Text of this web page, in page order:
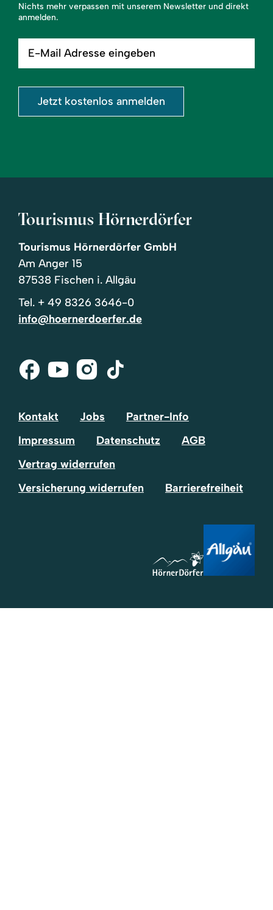
Nichts mehr verpassen mit unserem Newsletter und direkt
anmelden.
Mail
eingeben
Jetzt kostenlos anmelden
Tourismus Hörnerdörfer
Tourismus Hörnerdörfer GmbH
Am Anger 15
87538 Fischen i. Allgäu
Tel. + 49 8326 3646-0
info@hoernerdoerfer.de
Facebook
Youtube
Instagram
Tik-
Kontakt Jobs
Partner-Info
Impressum
Datenschutz
AGB
Vertrag widerrufen
Versicherung widerrufen
Barrierefreiheit